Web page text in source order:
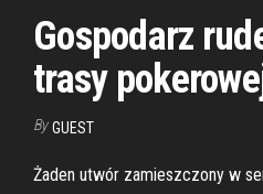
Gospodarz
trasy
By GUEST
Żaden utwór zamieszczony w